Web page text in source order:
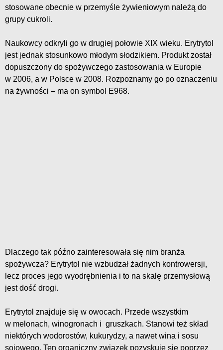
stosowane obecnie w przemyśle żywieniowym należą do
grupy cukroli.
Naukowcy odkryli go w drugiej połowie XIX wieku. Erytrytol
jest jednak stosunkowo młodym słodzikiem. Produkt został
dopuszczony do spożywczego zastosowania w Europie
w 2006, a w Polsce w 2008. Rozpoznamy go po oznaczeniu
na żywności – ma on symbol E968.
Dlaczego tak późno zainteresowała się nim branża
spożywcza? Erytrytol nie wzbudzał żadnych kontrowersji,
lecz proces jego wyodrębnienia i to na skalę przemysłową
jest dość drogi.
Erytrytol znajduje się w owocach. Przede wszystkim
w melonach, winogronach i gruszkach. Stanowi też skład
niektórych wodorostów, kukurydzy, a nawet wina i sosu
sojowego. Ten organiczny związek pozyskuje się poprzez